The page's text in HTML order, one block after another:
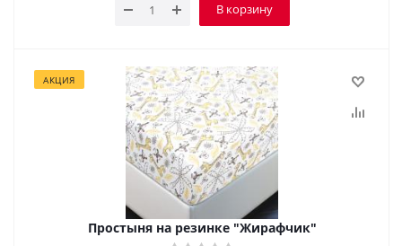
В корзину
АКЦИЯ
Простыня на резинке "Жирафчик"